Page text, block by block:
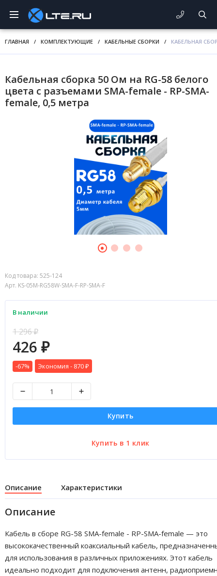
ГЛАВНАЯ / КОМПЛЕКТУЮЩИЕ / КАБЕЛЬНЫЕ СБОРКИ / КАБЕЛЬНАЯ
Кабельная сборка 50 Ом на RG-58 белого
цвета с разъемами SMA-female - RP-SMA-
female, 0,5 метра
Код товара: 525-124
Арт. KS-05M-RG58W-SMA-F-RP-SMA-F
В наличии
1 296₽
426 ₽
-67% Экономия - 870 ₽
Купить
Описание Характеристики
Описание
Кабель в сборе RG-58 SMA-female - RP-SMA-female — это
высококачественный коаксиальный кабель,
для использования в различных приложениях. Этот кабель
идеально подходит для подключения антенн,